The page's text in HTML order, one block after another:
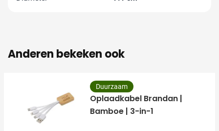
Anderen bekeken ook
Duurzaam
Oplaadkabel Brandan |
Bamboe | 3-in-1